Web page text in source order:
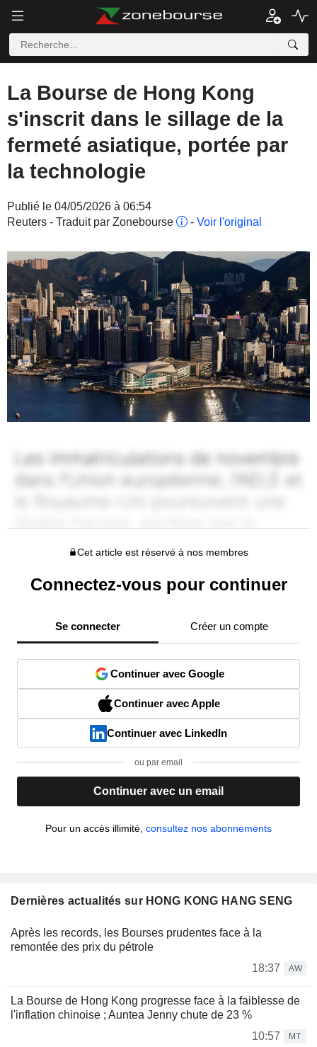
La Bourse de Hong Kong
s'inscrit dans le sillage de la
fermeté asiatique, portée par
la technologie
Publié le 04/05/2026 à 06:54
Reuters - Traduit par Zonebourse
- Voir l'original
Cet article est réservé à nos membres
Connectez-vous pour continuer
Se connecter Créer un compte
Continuer avec Google
Continuer avec Apple
Continuer avec LinkedIn
ou par email
Continuer avec un email
Pour un accès illimité, consultez nos abonnements
Dernières actualités sur HONG KONG HANG SENG
Après les records, les Bourses prudentes face à la
remontée des prix du pétrole
18:37
AW
La Bourse de Hong Kong progresse face à la faiblesse de
l'inflation chinoise ; Auntea Jenny chute de 23 %
10:57
MT